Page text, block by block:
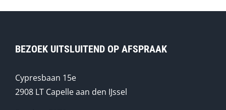
BEZOEK UITSLUITEND OP AFSPRAAK
Cypresbaan 15e
2908 LT Capelle aan den IJssel